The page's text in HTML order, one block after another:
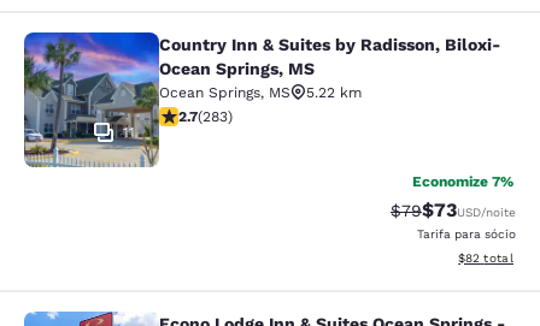
Country Inn & Suites by Radisson,
11
Country Inn & Suites by Radisson, Biloxi-
Ocean Springs, MS
Ocean Springs, MS
5.22 km
classificação 2.71 estrelas. Razoável. 283 avaliações
2.7(283)
Economize 7%
Tarifa anterior
$79Tarifa com
$73USD/noite
Tarifa para sócio
Exibir
$82 total